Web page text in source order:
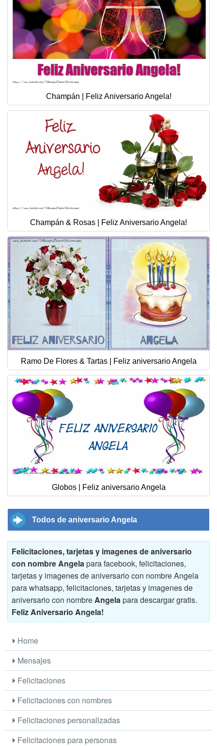
Champán | Feliz Aniversario Angela!
Champán & Rosas | Feliz Aniversario Angela!
Ramo De Flores & Tartas | Feliz aniversario Angela
Globos | Feliz aniversario Angela
Todos de aniversario Angela
Felicitaciones, tarjetas y imagenes de aniversario
con nombre Angelapara facebook, felicitaciones,
tarjetas y imagenes de aniversario con nombre Angela
para whatsapp, felicitaciones, tarjetas y imagenes de
aniversario con nombreAngelapara descargar gratis.
Feliz Aniversario Angela!
Home
Mensajes
Felicitaciones
Felicitaciones con nombres
Felicitaciones personalizadas
Felicitaciones para personas